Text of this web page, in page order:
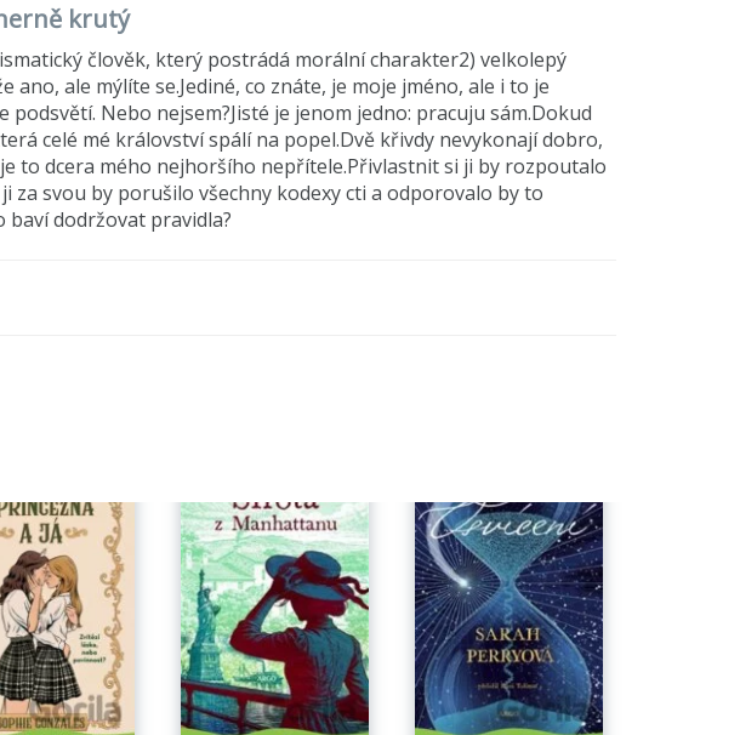
krutý
člověk, který postrádá morální charakter2) velkolepý
ano, ale mýlíte se.Jediné, co znáte, je moje jméno, ale i to je
podsvětí. Nebo nejsem?Jisté je jenom jedno: pracuju sám.Dokud
celé mé království spálí na popel.Dvě křivdy nevykonají dobro,
to dcera mého nejhoršího nepřítele.Přivlastnit si ji by rozpoutalo
za svou by porušilo všechny kodexy cti a odporovalo by to
dodržovat pravidla?